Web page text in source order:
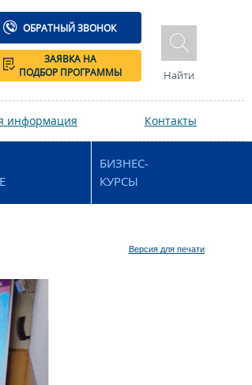
ОБРАТНЫЙ ЗВОНОК
ЗАЯВКА НА
ПОДБОР ПРОГРАММЫ
Найти
информация Контакты
БИЗНЕС-
КУРСЫ
Версия для печати